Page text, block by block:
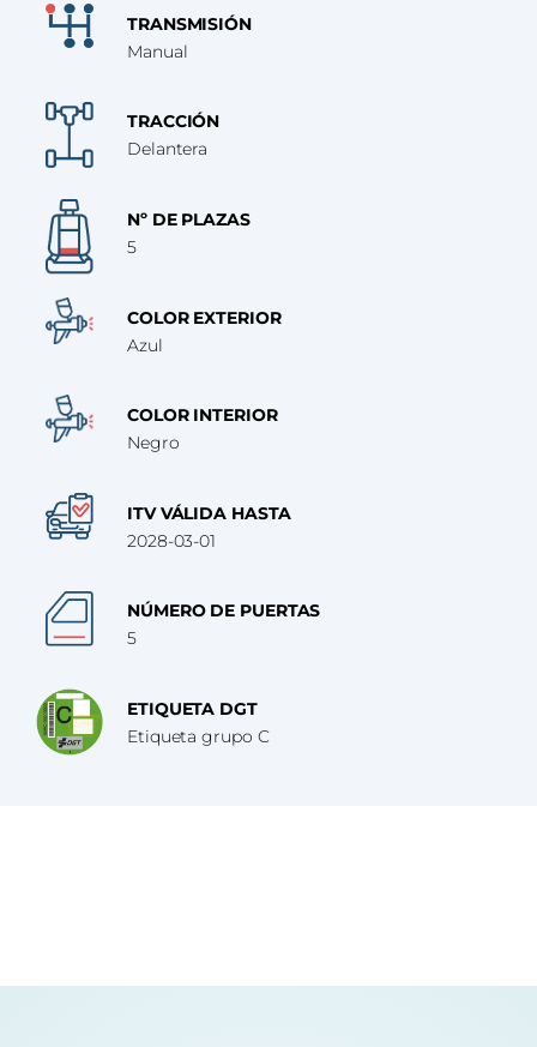
TRANSMISIÓN
Manual
TRACCIÓN
Delantera
Nº DE PLAZAS
5
COLOR EXTERIOR
Azul
COLOR INTERIOR
Negro
ITV VÁLIDA HASTA
2028-03-01
NÚMERO DE PUERTAS
5
ETIQUETA DGT
Etiqueta grupo C